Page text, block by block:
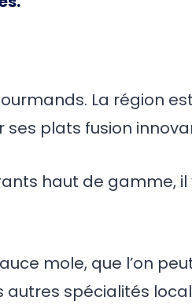
La région
plats fusion
haut de gamme,
mole, que l’on
autres spécialités